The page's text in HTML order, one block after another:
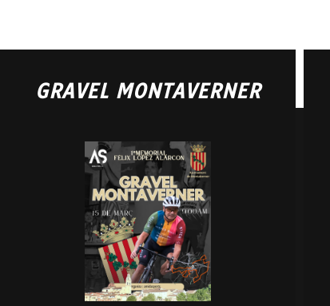
GRAVEL MONTAVERNER